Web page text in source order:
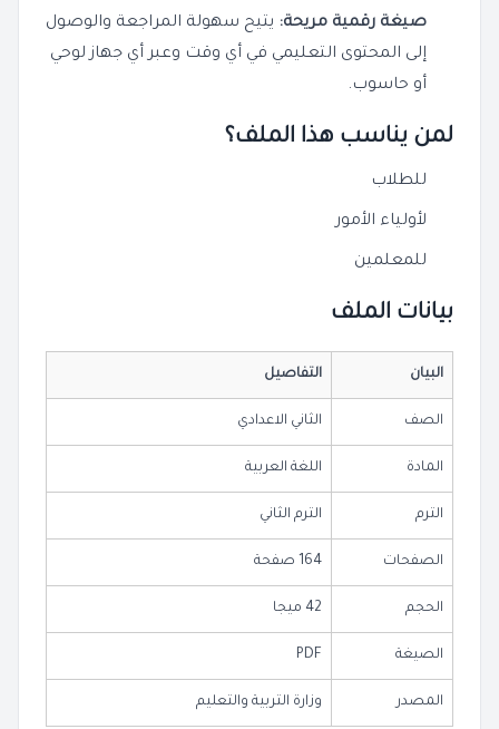
صيغة رقمية مريحة: يتيح سهولة المراجعة والوصول
إلى المحتوى التعليمي في أي وقت وعبر أي جهاز لوحي
أو حاسوب.
لمن يناسب هذا الملف؟
للطلاب
لأولياء الأمور
للمعلمين
بيانات الملف
البيان التفاصيل
الصف الثاني الاعدادي
المادة اللغة العربية
الترم الترم الثاني
الصفحات 164 صفحة
الحجم 42 ميجا
الصيغة PDF
المصدر وزارة التربية والتعليم